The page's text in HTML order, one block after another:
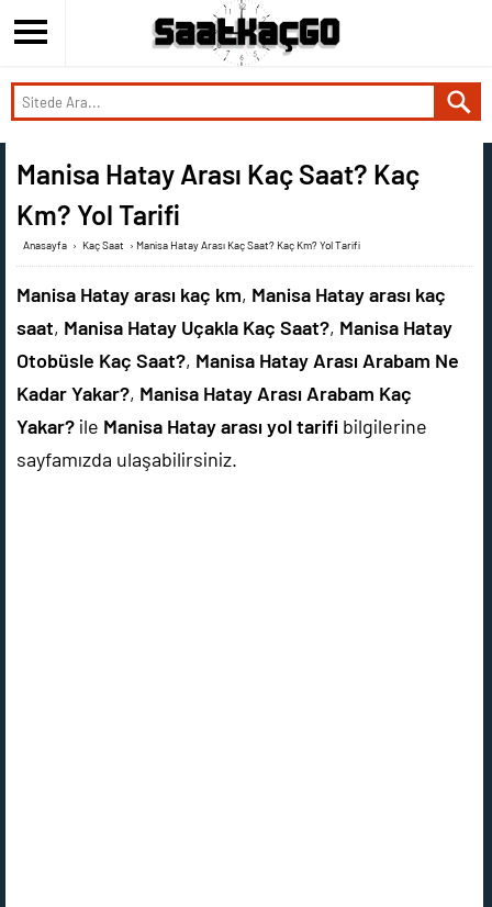
Manisa Hatay Arası Kaç Saat? Kaç
Km? Yol Tarifi
Anasayfa › Kaç Saat › Manisa Hatay Arası Kaç Saat? Kaç Km? Yol Tarifi
Manisa Hatay arası kaç km, Manisa Hatay arası kaç
saat, Manisa Hatay Uçakla Kaç Saat?, Manisa Hatay
Otobüsle Kaç Saat?, Manisa Hatay Arası Arabam Ne
Kadar Yakar?, Manisa Hatay Arası Arabam Kaç
Yakar? ile Manisa Hatay arası yol tarifi bilgilerine
sayfamızda ulaşabilirsiniz.